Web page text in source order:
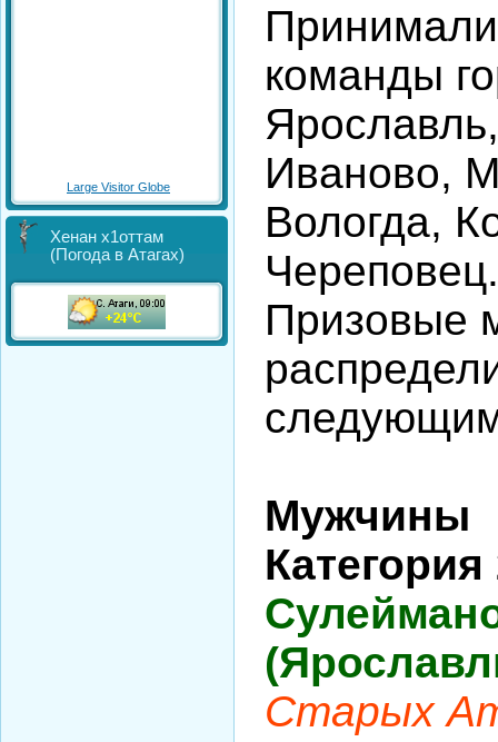
Large Visitor Globe
Хенан х1оттам
(Погода в Атагах)
команды
Иваново,
Вологда,
Череповец.
Призовые
Мужчины
Старых